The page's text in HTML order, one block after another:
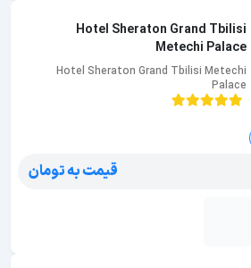
Hotel Sheraton Grand Tbilisi
Metechi Palace
Hotel Sheraton Grand Tbilisi Metechi
Palace
قیمت به تومان